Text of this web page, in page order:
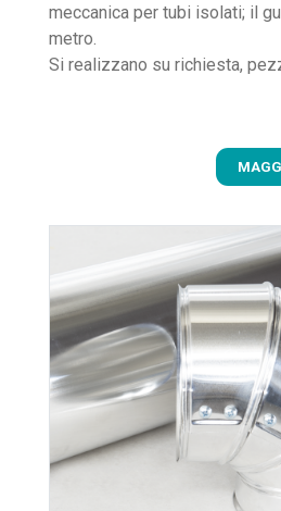
meccanica per tubi isolati; il
metro.
Si realizzano su richiesta,